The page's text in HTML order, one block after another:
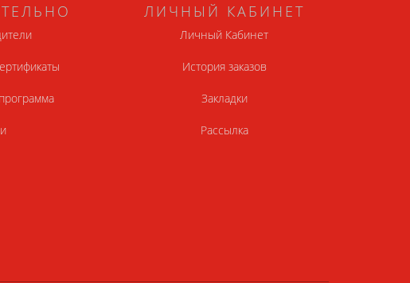
ЛИЧНЫЙ КАБИНЕТ
Личный Кабинет
История заказов
Закладки
Рассылка